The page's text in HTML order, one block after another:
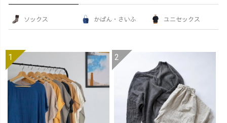
ソックス かばん・さいふ ユニセックス